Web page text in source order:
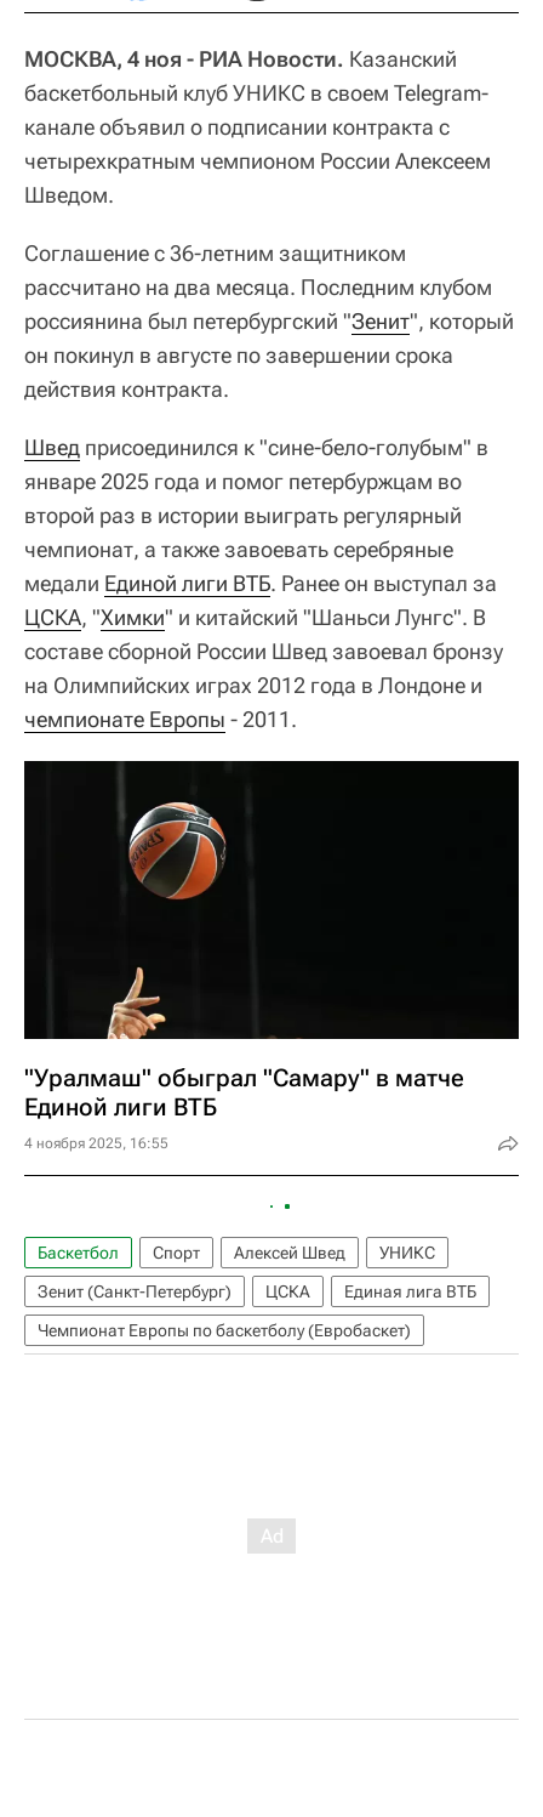
МОСКВА, 4 ноя - РИА Новости. Казанский
баскетбольный клуб УНИКС в своем Telegram-
канале объявил о подписании контракта с
четырехкратным чемпионом России Алексеем
Шведом.
Соглашение с 36-летним защитником
рассчитано на два месяца. Последним клубом
россиянина был петербургский "Зенит", который
он покинул в августе по завершении срока
действия контракта.
Швед присоединился к "сине-бело-голубым" в
январе 2025 года и помог петербуржцам во
второй раз в истории выиграть регулярный
чемпионат, а также завоевать серебряные
медали Единой лиги ВТБ. Ранее он выступал за
ЦСКА, "Химки" и китайский "Шаньси Лунгс". В
составе сборной России Швед завоевал бронзу
на Олимпийских играх 2012 года в Лондоне и
чемпионате Европы - 2011.
"Уралмаш" обыграл "Самару" в матче
Единой лиги ВТБ
4 ноября 2025, 16:55
Баскетбол Спорт Алексей Швед
УНИКС
Зенит (Санкт-Петербург)
ЦСКА
Единая лига ВТБ
Чемпионат Европы по баскетболу (Евробаскет)